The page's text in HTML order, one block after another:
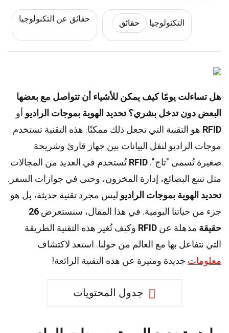
التكنولوجيا حقائق حقائق عن التكنولوجيا
هل تساءلت يومًا كيف يمكن للأشياء أن تتواصل مع بعضها
البعض دون تدخل بشري؟ تحديد الهوية بموجات الراديو أو
RFID هو التقنية التي تجعل ذلك ممكنًا. هذه التقنية تستخدم
موجات الراديو لنقل البيانات بين جهاز قارئ وشريحة
صغيرة تُسمى "تاج". RFID تُستخدم في العديد من المجالات
مثل تتبع البضائع، إدارة المخزون، وحتى في جوازات السفر.
تحديد الهوية بموجات الراديو ليس مجرد تقنية حديثة، بل هو
جزء من حياتنا اليومية. في هذا المقال، سنستعرض 26
حقيقة مذهلة عن RFID وكيف تُغير هذه التقنية الطريقة
التي نتفاعل بها مع العالم من حولنا. استعد لاكتشاف
معلومات جديدة ومثيرة عن هذه التقنية الرائعة!
جدول المحتويات